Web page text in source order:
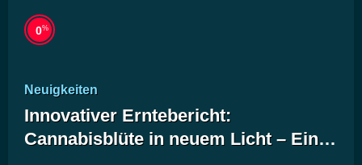
0%
Neuigkeiten
Innovativer Erntebericht:
Cannabisblüte in neuem Licht – Ein